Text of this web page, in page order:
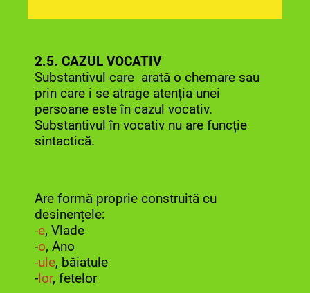
2.5. CAZUL VOCATIV
Substantivul care arată o chemare sau
prin care i se atrage atenția unei
persoane este în cazul vocativ.
Substantivul în vocativ nu are funcție
sintactică.
Are formă proprie construită cu
desinențele:
-e, Vlade
-o, Ano
-ule, băiatule
-lor, fetelor